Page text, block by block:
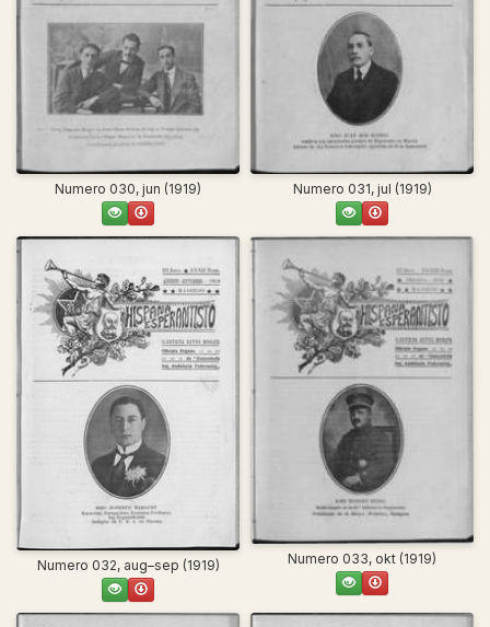
Numero 030, jun (1919) Numero 031, jul (1919)
Numero 032, aug–sep (1919) Numero 033, okt (1919)